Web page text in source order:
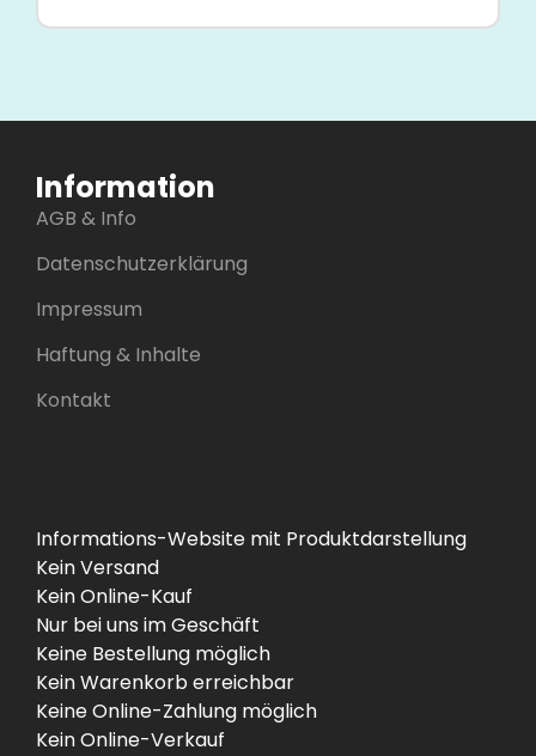
Information
AGB & Info
Datenschutzerklärung
Impressum
Haftung & Inhalte
Kontakt
Informations-Website mit Produktdarstellung
Kein Versand
Kein Online-Kauf
Nur bei uns im Geschäft
Keine Bestellung möglich
Kein Warenkorb erreichbar
Keine Online-Zahlung möglich
Kein Online-Verkauf